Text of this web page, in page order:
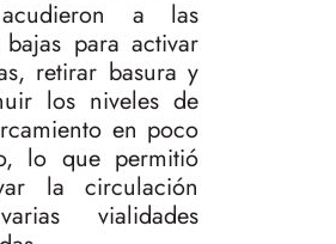
a las
bajas para activar
retirar basura y
los niveles de
en poco
lo que permitió
la circulación
vialidades